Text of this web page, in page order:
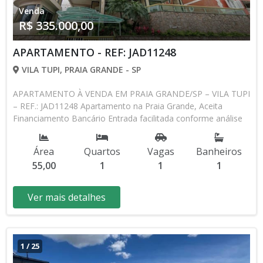
praticidade e lazer em uma das regiões mais tranquilas da
cidade!
Venda
R$ 335.000,00
APARTAMENTO - REF: JAD11248
VILA TUPI, PRAIA GRANDE - SP
APARTAMENTO À VENDA EM PRAIA GRANDE/SP – VILA TUPI
– REF.: JAD11248 Apartamento na Praia Grande, Aceita
Financiamento Bancário Entrada facilitada conforme análise
bancária Valor: R$ 340.000,00 (À Vista ou Financiamento)
Detalhes do Imóvel: • 1 Dormitório amplo e bem iluminado •
Sala aconchegante com acesso à sacada • Sacada ideal para
momentos de descanso • Cozinha funcional • Banheiro social
Condomínio: R$ 480,00 | IPTU: R$ 236,00 Lazer completo: •
Piscina • Salão de Festas • Academia Diferenciais:
litoral. Localizado em um dos bairros mais procurados da
cidade, ideal tanto para moradia quanto para investimento.
Área
55,00
Quartos
1
Vagas
1
Banheiros
1
Ver mais detalhes
1 /25